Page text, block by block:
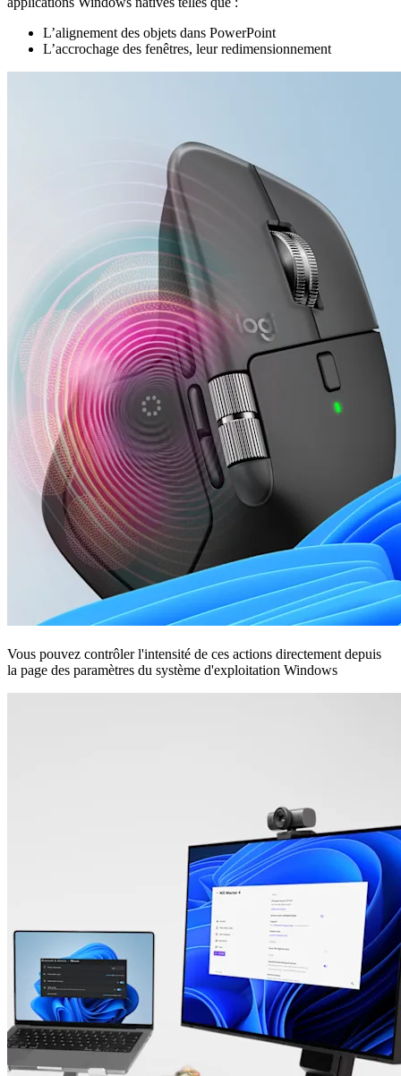
L’alignement des objets dans PowerPoint
L’accrochage des fenêtres, leur redimensionnement
Vous pouvez contrôler l'intensité de ces actions directement depuis
la page des paramètres du système d'exploitation Windows